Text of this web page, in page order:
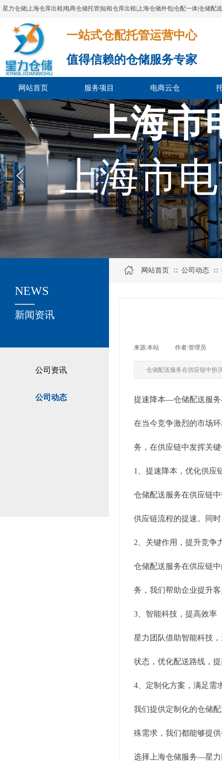
星力仓储|上海仓库出租|电商仓储托管|短租仓库出租|上海仓储外包|仓配一体|仓储配
一站式仓配托管运营中心​​​​​​​​​​​​​​​​​
值得信赖的仓储服务专家
网站首页 服务项目 电商云仓
上海市
上海市
公司资讯
公司动态
关于我们
新闻资讯
NEWS
网站首页 ∷ 公司动态 ∷
来源:本站 作者:管理员
仓储配送服务在供应链中扮
提速降本—仓储配送服
在当今竞争激烈的市场
务，在供应链中发挥关
1、提速降本，优化供应
仓储配送服务在供应链
供应链流程的提速。同
2、关键作用，提升竞争
仓储配送服务在供应链
务，我们帮助企业提升
3、智能科技，提高效率
星力团队借助智能科技
状态，优化配送路线，
4、定制化方案，满足需
我们提供定制化的仓储
殊需求，我们都能够提
选择上海仓储服务—星力